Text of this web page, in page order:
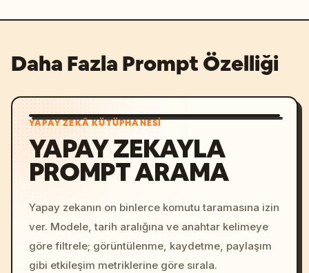
Daha Fazla Prompt Özelliği
YAPAY ZEKÂ KÜTÜPHANESI
YAPAY ZEKAYLA
PROMPT ARAMA
Yapay zekanın on binlerce komutu taramasına izin
ver. Modele, tarih aralığına ve anahtar kelimeye
göre filtrele; görüntülenme, kaydetme, paylaşım
gibi etkileşim metriklerine göre sırala.